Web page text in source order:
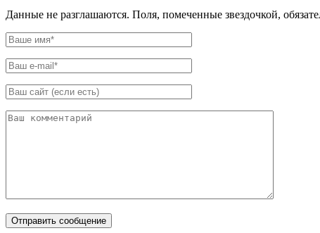
Данные не разглашаются. Поля, помеченные звездочкой,